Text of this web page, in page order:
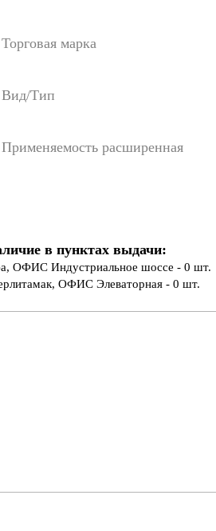
Торговая марка
Вид/Тип
Применяемость расширенная
в пунктах выдачи:
ОФИС Индустриальное шоссе - 0 шт.
ОФИС Элеваторная - 0 шт.